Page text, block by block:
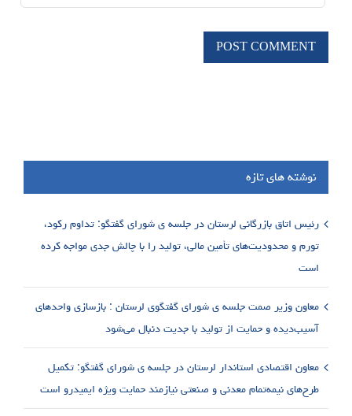
نوشته های تازه
رئیس اتاق بازرگانی لرستان در جلسه ی شورای گفتگو: تداوم رکود،
تورم و محدودیت‌های تأمین مالی، تولید را با چالش جدی مواجه کرده
است
معاون وزیر صمت جلسه ی شورای گفتگوی لرستان : بازسازی واحدهای
آسیب‌دیده و حمایت از تولید با جدیت دنبال می‌شود
معاون اقتصادی استاندار لرستان در جلسه ی شورای گفتگو: تکمیل
طرح‌های نیمه‌تمام معدنی و صنعتی نیازمند حمایت ویژه ایمیدرو است